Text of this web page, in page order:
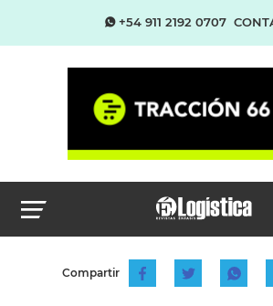
+54 911 2192 0707
Compartir